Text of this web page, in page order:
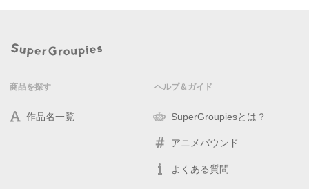
商品を探す
作品名一覧
ヘルプ＆ガイド
SuperGroupiesとは？
アニメバウンド
よくある質問